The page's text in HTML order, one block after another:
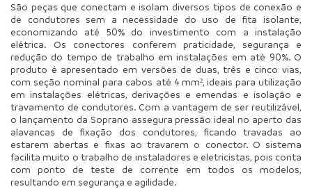
São peças que conectam e isolam diversos tipos de conexão e
de condutores sem a necessidade do uso de fita isolante,
economizando até 50% do investimento com a instalação
elétrica. Os conectores conferem praticidade, segurança e
redução do tempo de trabalho em instalações em até 90%. O
produto é apresentado em versões de duas, três e cinco vias,
com seção nominal para cabos até 4 mm², ideais para utilização
em instalações elétricas, derivações e emendas e isolação e
travamento de condutores. Com a vantagem de ser reutilizável,
o lançamento da Soprano assegura pressão ideal no aperto das
alavancas de fixação dos condutores, ficando travadas ao
estarem abertas e fixas ao travarem o conector. O sistema
facilita muito o trabalho de instaladores e eletricistas, pois conta
com ponto de teste de corrente em todos os modelos,
resultando em segurança e agilidade.